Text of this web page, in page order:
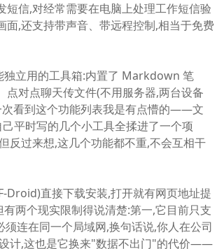
信,对经常需要在电脑上处理工作短信验
,还支持带声音、带远程控制,相当于免费
立用的工具箱:内置了 Markdown 笔
点对点聊天传文件(不用服务器,两台设备
次看到这个功能列表我是有点懵的——文
平时写的几个小工具全揉进了一个项
反过来想,这几个功能都不重,不会互相干
Droid)直接下载安装,打开就有网页地址提
两个现实限制得说清楚:第一,它目前只支
连在同一个局域网,换句话说,你人在公司
计,这也是它换来"数据不出门"的代价——